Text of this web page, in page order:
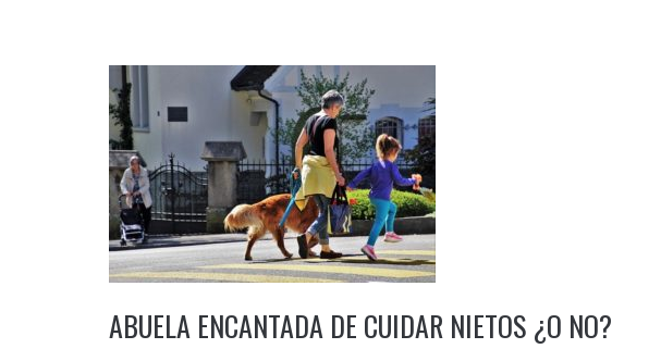
ABUELA ENCANTADA DE CUIDAR NIETOS ¿O NO?